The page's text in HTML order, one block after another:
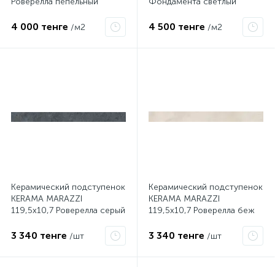
4 000 тенге /м2 4 500 тенге /м2
Керамический подступенок
KERAMA MARAZZI
119,5х10,7 Роверелла серый
3 340 тенге /шт
Керамический подступенок
KERAMA MARAZZI
119,5х10,7 Роверелла беж
3 340 тенге /шт